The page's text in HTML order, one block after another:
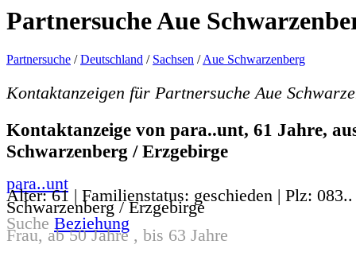
Partnersuche Aue
Partnersuche /Deutschland / Sachsen /Aue Schwarzenberg
Kontaktanzeigen für Partnersuche Aue
Kontaktanzeige von para..unt, 61 Jahre,
Schwarzenberg / Erzgebirge
para..unt
Alter: 61 | Familienstatus: geschieden | Plz: 083..
Schwarzenberg / Erzgebirge
Suche Beziehung
Frau, ab 50 Jahre , bis 63 Jahre